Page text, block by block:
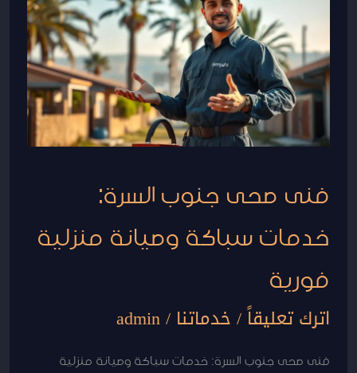
فنى صحى جنوب السرة:
خدمات سباكة وصيانة منزلية
فورية
اترك تعليقاً/خدماتنا /
admin
فنى صحى جنوب السرة: خدمات سباكة وصيانة منزلية
جنوب
السرة:
خدمات
سباكة
منزلية